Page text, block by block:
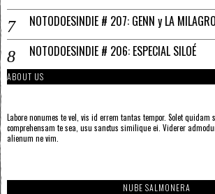
NOTODOESINDIE # 207: GENN y LA
NOTODOESINDIE # 206: ESPECIAL SILOÉ
ABOUT US
Labore nonumes te vel, vis id errem tantas tempor. Solet
comprehensam te sea, usu sanctus similique ei. Viderer
alienum ne vim.
NUBE SALMONERA